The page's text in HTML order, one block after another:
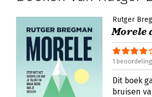
Rutger
Morele
1
Dit boek
bruisen